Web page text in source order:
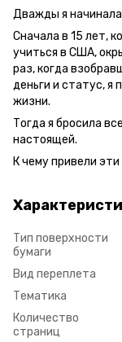
Дважды я начинала
Сначала в 15 лет,
учиться в США,
раз, когда
деньги и статус, я
жизни.
Тогда я бросила
настоящей.
К чему привели эти
Тип поверхности
бумаги
Вид переплета
Тематика
Количество
страниц